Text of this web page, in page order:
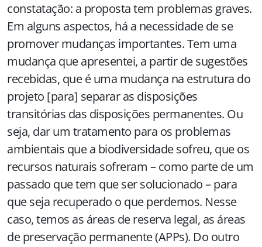
constatação: a proposta tem problemas graves.
Em alguns aspectos, há a necessidade de se
promover mudanças importantes. Tem uma
mudança que apresentei, a partir de sugestões
recebidas, que é uma mudança na estrutura do
projeto [para] separar as disposições
transitórias das disposições permanentes. Ou
seja, dar um tratamento para os problemas
ambientais que a biodiversidade sofreu, que os
recursos naturais sofreram – como parte de um
passado que tem que ser solucionado – para
que seja recuperado o que perdemos. Nesse
caso, temos as áreas de reserva legal, as áreas
de preservação permanente (APPs). Do outro